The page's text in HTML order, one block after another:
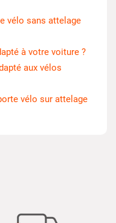
vélo sans attelage
à votre voiture ?
aux vélos
vélo sur attelage